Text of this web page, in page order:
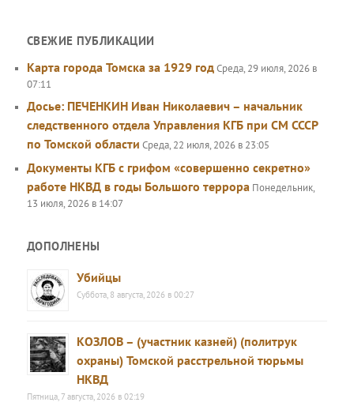
СВЕЖИЕ ПУБЛИКАЦИИ
Карта города Томска за 1929 годСреда, 29 июля, 2026 в
07:11
Досье: ПЕЧЕНКИН Иван Николаевич – начальник
следственного отдела Управления КГБ при СМ СССР
по Томской области Среда, 22 июля, 2026 в 23:05
Документы КГБ с грифом «совершенно секретно»
работе НКВД в годы Большого террора Понедельник,
13 июля, 2026 в 14:07
ДОПОЛНЕНЫ
Убийцы
Суббота, 8 августа, 2026 в 00:27
КОЗЛОВ – (участник казней) (политрук
охраны) Томской расстрельной тюрьмы
НКВД
Пятница, 7 августа, 2026 в 02:19